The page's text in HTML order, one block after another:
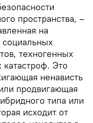
пространства, –
на
техногенных
Это
ненависть
продвигающая
типа или
исходит от